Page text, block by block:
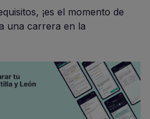
¡es el momento de
una carrera en la